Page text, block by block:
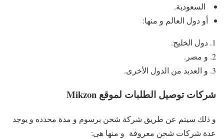
السعودية.
أو دول العالم و منها:
دول الخليج.
و مصر.
و العديد من الدول الأخرى.
شركات توصيل الطلبات لموقع Mikzon
و ذلك سيتم عن طريق شركة شحن برسوم و مدة محدده و يوجد
عدة شركات شحن معروفة و منها هى: